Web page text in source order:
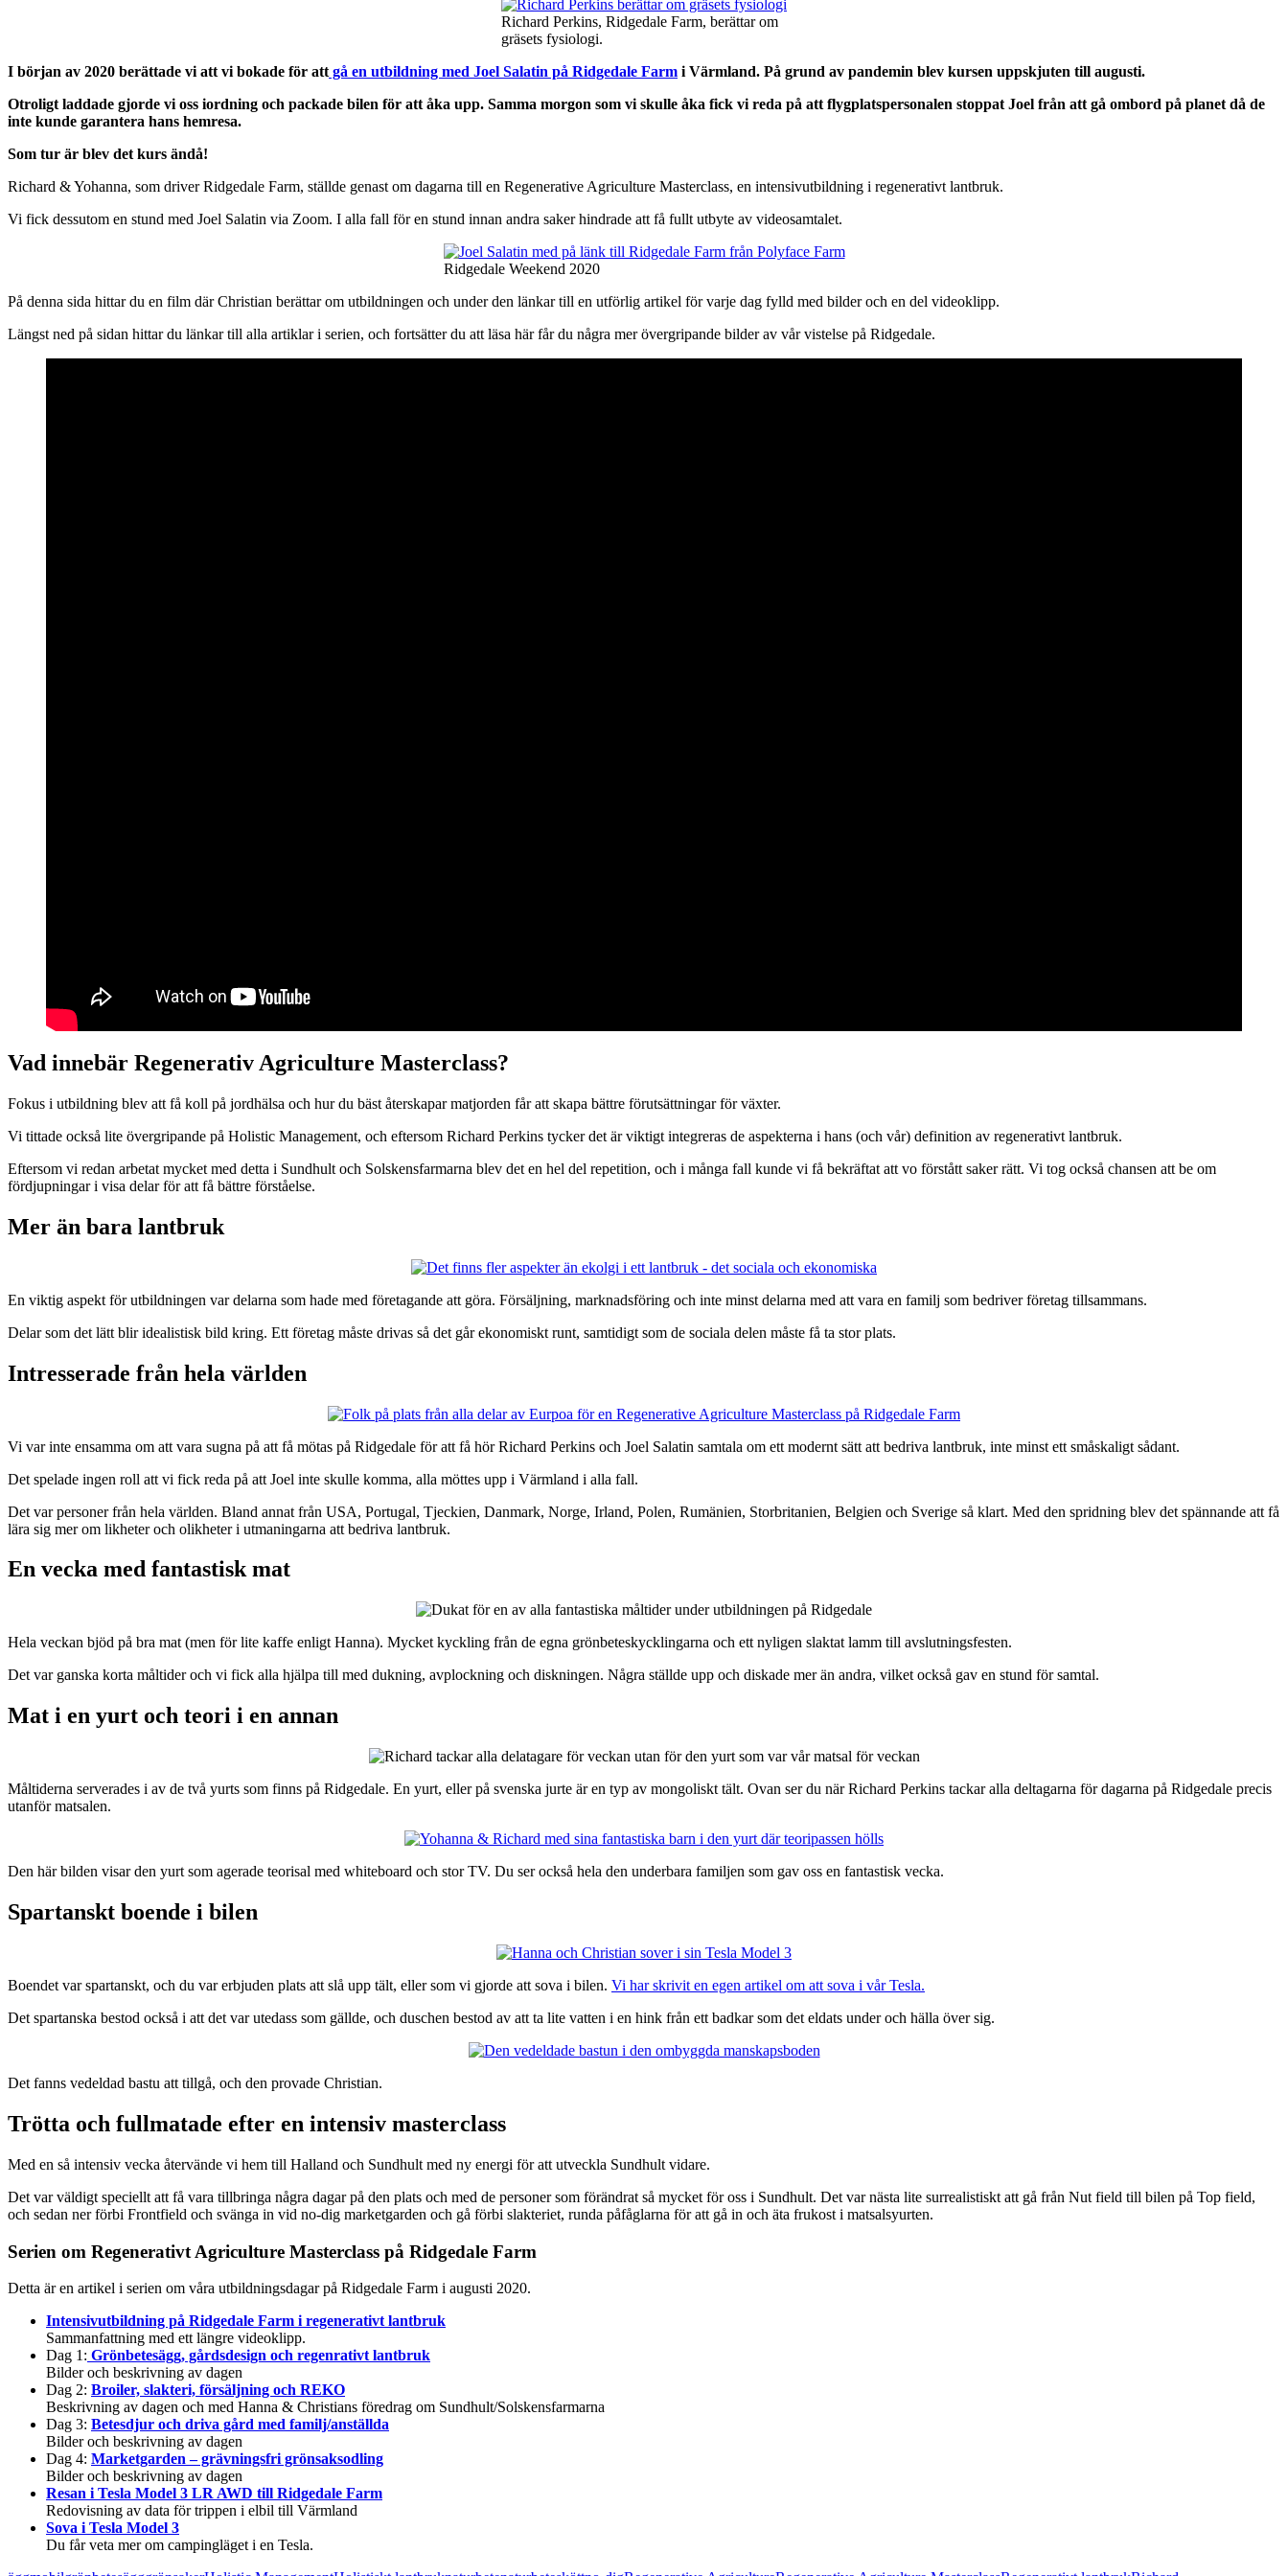
Richard Perkins, Ridgedale Farm, berättar om
gräsets fysiologi.
I början av 2020 berättade vi att vi bokade för att gå en utbildning med Joel Salatin på Ridgedale Farm i Värmland. På grund av pandemin blev kursen uppskjuten till augusti.
Otroligt laddade gjorde vi oss iordning och packade bilen för att åka upp. Samma morgon som vi skulle åka fick vi reda på att flygplatspersonalen stoppat Joel från att gå ombord på planet då de
inte kunde garantera hans hemresa.
Som tur är blev det kurs ändå!
Richard & Yohanna, som driver Ridgedale Farm, ställde genast om dagarna till en Regenerative Agriculture Masterclass, en intensivutbildning i regenerativt lantbruk.
Vi fick dessutom en stund med Joel Salatin via Zoom. I alla fall för en stund innan andra saker hindrade att få fullt utbyte av videosamtalet.
Ridgedale Weekend 2020
På denna sida hittar du en film där Christian berättar om utbildningen och under den länkar till en utförlig artikel för varje dag fylld med bilder och en del videoklipp.
Längst ned på sidan hittar du länkar till alla artiklar i serien, och fortsätter du att läsa här får du några mer övergripande bilder av vår vistelse på Ridgedale.
Vad innebär Regenerativ Agriculture Masterclass?
Fokus i utbildning blev att få koll på jordhälsa och hur du bäst återskapar matjorden får att skapa bättre förutsättningar för växter.
Vi tittade också lite övergripande på Holistic Management, och eftersom Richard Perkins tycker det är viktigt integreras de aspekterna i hans (och vår) definition av regenerativt lantbruk.
Eftersom vi redan arbetat mycket med detta i Sundhult och Solskensfarmarna blev det en hel del repetition, och i många fall kunde vi få bekräftat att vo förstått saker rätt. Vi tog också chansen att be om
fördjupningar i visa delar för att få bättre förståelse.
Mer än bara lantbruk
En viktig aspekt för utbildningen var delarna som hade med företagande att göra. Försäljning, marknadsföring och inte minst delarna med att vara en familj som bedriver företag tillsammans.
Delar som det lätt blir idealistisk bild kring. Ett företag måste drivas så det går ekonomiskt runt, samtidigt som de sociala delen måste få ta stor plats.
Intresserade från hela världen
Vi var inte ensamma om att vara sugna på att få mötas på Ridgedale för att få hör Richard Perkins och Joel Salatin samtala om ett modernt sätt att bedriva lantbruk, inte minst ett småskaligt sådant.
Det spelade ingen roll att vi fick reda på att Joel inte skulle komma, alla möttes upp i Värmland i alla fall.
Det var personer från hela världen. Bland annat från USA, Portugal, Tjeckien, Danmark, Norge, Irland, Polen, Rumänien, Storbritanien, Belgien och Sverige så klart. Med den spridning blev det spännande att få
lära sig mer om likheter och olikheter i utmaningarna att bedriva lantbruk.
En vecka med fantastisk mat
Hela veckan bjöd på bra mat (men för lite kaffe enligt Hanna). Mycket kyckling från de egna grönbeteskycklingarna och ett nyligen slaktat lamm till avslutningsfesten.
Det var ganska korta måltider och vi fick alla hjälpa till med dukning, avplockning och diskningen. Några ställde upp och diskade mer än andra, vilket också gav en stund för samtal.
Mat i en yurt och teori i en annan
Måltiderna serverades i av de två yurts som finns på Ridgedale. En yurt, eller på svenska jurte är en typ av mongoliskt tält. Ovan ser du när Richard Perkins tackar alla deltagarna för dagarna på Ridgedale precis
utanför matsalen.
Den här bilden visar den yurt som agerade teorisal med whiteboard och stor TV. Du ser också hela den underbara familjen som gav oss en fantastisk vecka.
Spartanskt boende i bilen
Boendet var spartanskt, och du var erbjuden plats att slå upp tält, eller som vi gjorde att sova i bilen. Vi har skrivit en egen artikel om att sova i vår Tesla.
Det spartanska bestod också i att det var utedass som gällde, och duschen bestod av att ta lite vatten i en hink från ett badkar som det eldats under och hälla över sig.
Det fanns vedeldad bastu att tillgå, och den provade Christian.
Trötta och fullmatade efter en intensiv masterclass
Med en så intensiv vecka återvände vi hem till Halland och Sundhult med ny energi för att utveckla Sundhult vidare.
Det var väldigt speciellt att få vara tillbringa några dagar på den plats och med de personer som förändrat så mycket för oss i Sundhult. Det var nästa lite surrealistiskt att gå från Nut field till bilen på Top field,
och sedan ner förbi Frontfield och svänga in vid no-dig marketgarden och gå förbi slakteriet, runda påfåglarna för att gå in och äta frukost i matsalsyurten.
Serien om Regenerativt Agriculture Masterclass på Ridgedale Farm
Detta är en artikel i serien om våra utbildningsdagar på Ridgedale Farm i augusti 2020.
Intensivutbildning på Ridgedale Farm i regenerativt lantbruk
Sammanfattning med ett längre videoklipp.
Dag 1: Grönbetesägg, gårdsdesign och regenrativt lantbruk
Bilder och beskrivning av dagen
Dag 2: Broiler, slakteri, försäljning och REKO
Beskrivning av dagen och med Hanna & Christians föredrag om Sundhult/Solskensfarmarna
Dag 3: Betesdjur och driva gård med familj/anställda
Bilder och beskrivning av dagen
Dag 4: Marketgarden – grävningsfri grönsaksodling
Bilder och beskrivning av dagen
Resan i Tesla Model 3 LR AWD till Ridgedale Farm
Redovisning av data för trippen i elbil till Värmland
Sova i Tesla Model 3
Du får veta mer om campingläget i en Tesla.